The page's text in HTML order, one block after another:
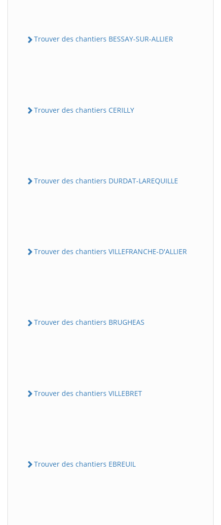
Trouver des chantiers BESSAY-SUR-ALLIER
Trouver des chantiers CERILLY
Trouver des chantiers DURDAT-LAREQUILLE
Trouver des chantiers VILLEFRANCHE-D'ALLIER
Trouver des chantiers BRUGHEAS
Trouver des chantiers VILLEBRET
Trouver des chantiers EBREUIL